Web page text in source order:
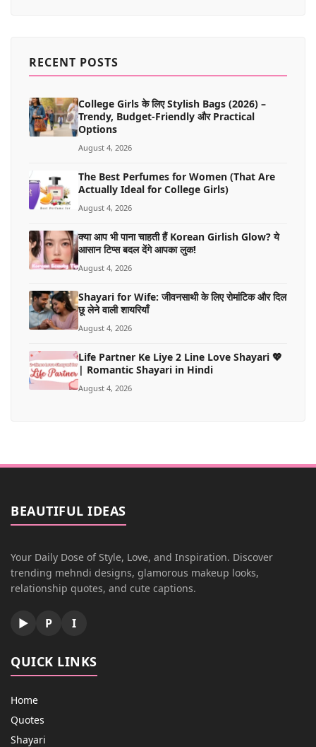
RECENT POSTS
College Girls के लिए Stylish Bags (2026) –
Trendy, Budget-Friendly और Practical
Options
August 4, 2026
The Best Perfumes for Women (That Are
Actually Ideal for College Girls)
August 4, 2026
क्या आप भी पाना चाहती हैं Korean Girlish Glow? ये
आसान टिप्स बदल देंगे आपका लुक!
August 4, 2026
Shayari for Wife: जीवनसाथी के लिए रोमांटिक और दिल
छू लेने वाली शायरियाँ
August 4, 2026
Life Partner Ke Liye 2 Line Love Shayari 💖
| Romantic Shayari in Hindi
August 4, 2026
BEAUTIFUL IDEAS
Your Daily Dose of Style, Love, and Inspiration. Discover
trending mehndi designs, glamorous makeup looks,
relationship quotes, and cute captions.
▶ P I
QUICK LINKS
Home
Quotes
Shayari